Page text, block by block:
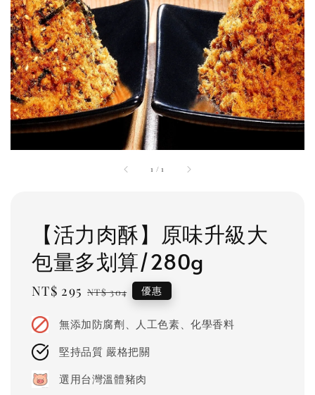
1 /1
【活力肉酥】原味升級大
包量多划算/280g
Sale
NT$ 295 Regular
NT$ 304 優惠
無添加防腐劑、人工色素、化學香料
堅持品質 嚴格把關
選用台灣溫體豬肉